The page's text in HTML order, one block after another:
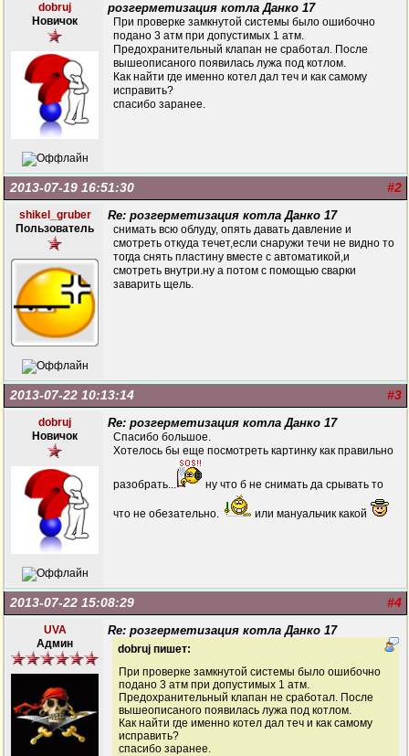
dobruj
Новичок
розгерметизация котла Данко 17
При проверке замкнутой системы было ошибочно
подано 3 атм при допустимых 1 атм.
Предохранительный клапан не сработал. После
вышеописаного появилась лужа под котлом.
Как найти где именно котел дал теч и как самому
исправить?
спасибо заранее.
#2
2013-07-19 16:51:30
shikel_gruber
Пользователь
Re: розгерметизация котла Данко 17
снимать всю облуду, опять давать давление и
смотреть откуда течет,если снаружи течи не видно то
тогда снять пластину вместе с автоматикой,и
смотреть внутри.ну а потом с помощью сварки
заварить щель.
#3
2013-07-22 10:13:14
dobruj
Новичок
Re: розгерметизация котла Данко 17
Спасибо большое.
Хотелось бы еще посмотреть картинку как правильно
разобрать... ну что б не снимать да срывать то
что не обезательно. или мануальчик какой
#4
2013-07-22 15:08:29
UVA
Админ
Re: розгерметизация котла Данко 17
dobruj пишет:
При проверке замкнутой системы было ошибочно
подано 3 атм при допустимых 1 атм.
Предохранительный клапан не сработал. После
вышеописаного появилась лужа под котлом.
Как найти где именно котел дал теч и как самому
исправить?
спасибо заранее.